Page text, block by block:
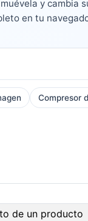
y cambia
en tu
Compresor
de un producto